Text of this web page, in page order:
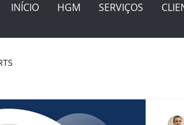
INÍCIO HGM SERVIÇOS